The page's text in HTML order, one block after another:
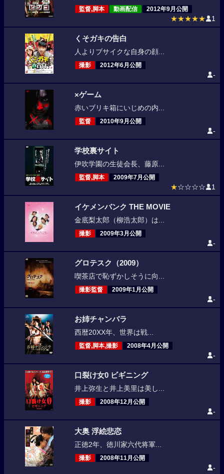
監督,脚本 動画配信 2012年9月公開
★★★★★ 1
くそガキの告白
人よりブサイクな自身の顔...
撮影 2012年6月公開
-
×ゲーム
赤いブリキ箱にいじめの内...
監督 2010年9月公開
-
学校裏サイト
伊吹学園の生徒会長、藤原...
監督,脚本 2009年7月公開
★☆☆☆☆ 1
イケメンバンク THE MOVIE
金底梨太郎（柳浩太郎）は...
撮影 2009年3月公開
-
グロテスク（2009）
喫茶店で恥ずかしそうに向...
撮影監督 2009年1月公開
-
お姉チャンバラ
西暦20XX年、世界は戦...
監督,脚本,撮影 2008年4月公開
-
口裂け女0 ビギニング
井上弥生と井上美里は美し...
撮影 2008年12月公開
-
大奥 浮絵悲恋
正徳2年、徳川家六代将軍...
撮影 2008年11月公開
-